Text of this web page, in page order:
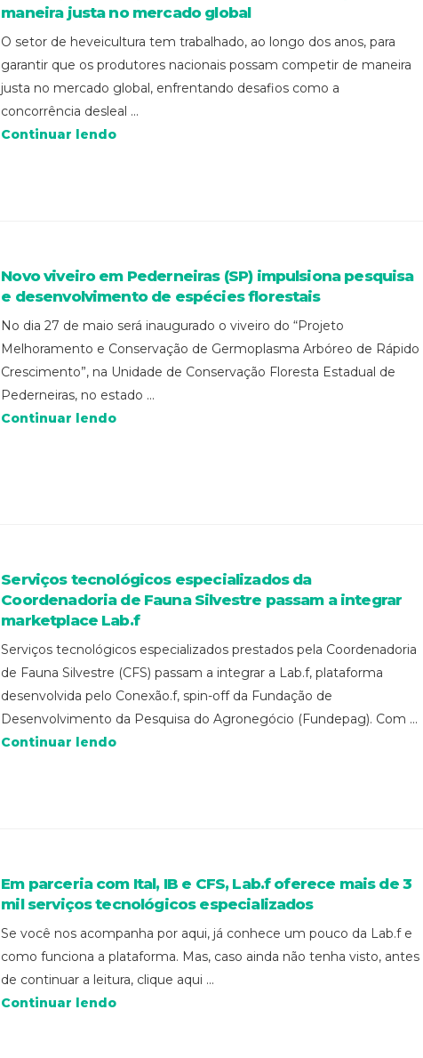
maneira justa no mercado global
O setor de heveicultura tem trabalhado, ao longo dos anos, para
garantir que os produtores nacionais possam competir de maneira
justa no mercado global, enfrentando desafios como a
concorrência desleal ...
Continuar lendo
Novo viveiro em Pederneiras (SP) impulsiona pesquisa
e desenvolvimento de espécies florestais
No dia 27 de maio será inaugurado o viveiro do “Projeto
Melhoramento e Conservação de Germoplasma Arbóreo de Rápido
Crescimento”, na Unidade de Conservação Floresta Estadual de
Pederneiras, no estado ...
Continuar lendo
Serviços tecnológicos especializados da
Coordenadoria de Fauna Silvestre passam a integrar
marketplace Lab.f
Serviços tecnológicos especializados prestados pela Coordenadoria
de Fauna Silvestre (CFS) passam a integrar a Lab.f, plataforma
desenvolvida pelo Conexão.f, spin-off da Fundação de
Desenvolvimento da Pesquisa do Agronegócio (Fundepag). Com ...
Continuar lendo
Em parceria com Ital, IB e CFS, Lab.f oferece mais de 3
mil serviços tecnológicos especializados
Se você nos acompanha por aqui, já conhece um pouco da Lab.f e
como funciona a plataforma. Mas, caso ainda não tenha visto, antes
de continuar a leitura, clique aqui ...
Continuar lendo